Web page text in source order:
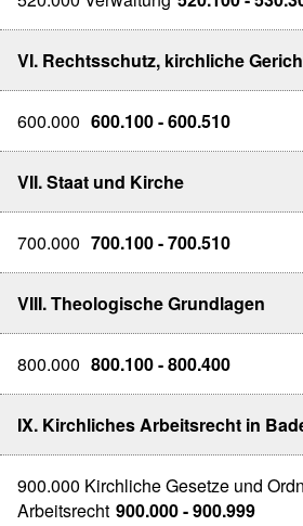
VI. Rechtsschutz, kirchliche
600.000 600.100 - 600.510
VII. Staat und Kirche
700.000 700.100 - 700.510
VIII. Theologische Grundlagen
800.000 800.100 - 800.400
IX. Kirchliches Arbeitsrecht in
900.000 Kirchliche Gesetze und
Arbeitsrecht 900.000 - 900.999